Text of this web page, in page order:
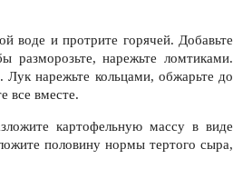
воде и протрите горячей. Добавьте
разморозьте, нарежьте ломтиками.
нарежьте кольцами, обжарьте до
все вместе.
картофельную массу в виде
половину нормы тертого сыра,